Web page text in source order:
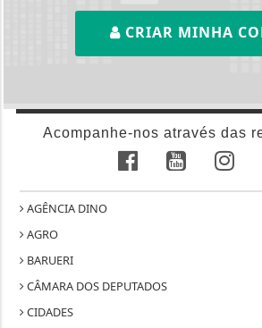
CRIAR MINHA
Acompanhe-nos através das
AGÊNCIA DINO
AGRO
BARUERI
CÂMARA DOS DEPUTADOS
CIDADES